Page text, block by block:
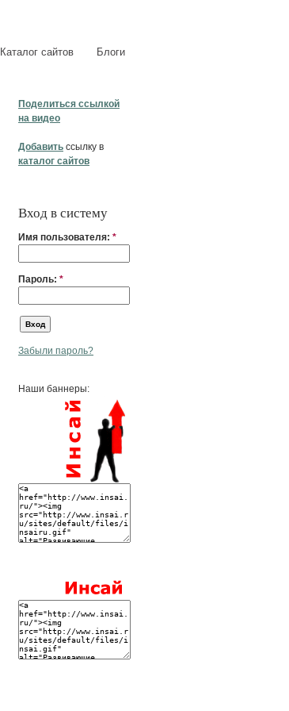
Каталог сайтов Блоги
Поделиться ссылкой
на видео
Добавить ссылку в
каталог сайтов
Вход в систему
Имя пользователя: *
Пароль: *
Забыли пароль?
Наши баннеры: